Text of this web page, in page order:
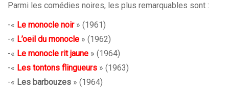
Parmi les comédies noires, les plus remarquables sont :
-« Le monocle noir» (1961)
-« L’oeil du monocle » (1962)
-« Le monocle rit jaune » (1964)
-« Les tontons flingueurs » (1963)
-« Les barbouzes » (1964)